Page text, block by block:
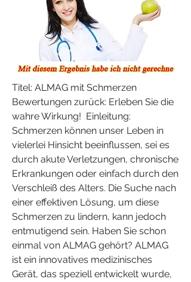
Titel: ALMAG mit Schmerzen
Bewertungen zurück: Erleben Sie die
wahre Wirkung!  Einleitung:
Schmerzen können unser Leben in
vielerlei Hinsicht beeinflussen, sei es
durch akute Verletzungen, chronische
Erkrankungen oder einfach durch den
Verschleiß des Alters. Die Suche nach
einer effektiven Lösung, um diese
Schmerzen zu lindern, kann jedoch
entmutigend sein. Haben Sie schon
einmal von ALMAG gehört? ALMAG
ist ein innovatives medizinisches
Gerät, das speziell entwickelt wurde,